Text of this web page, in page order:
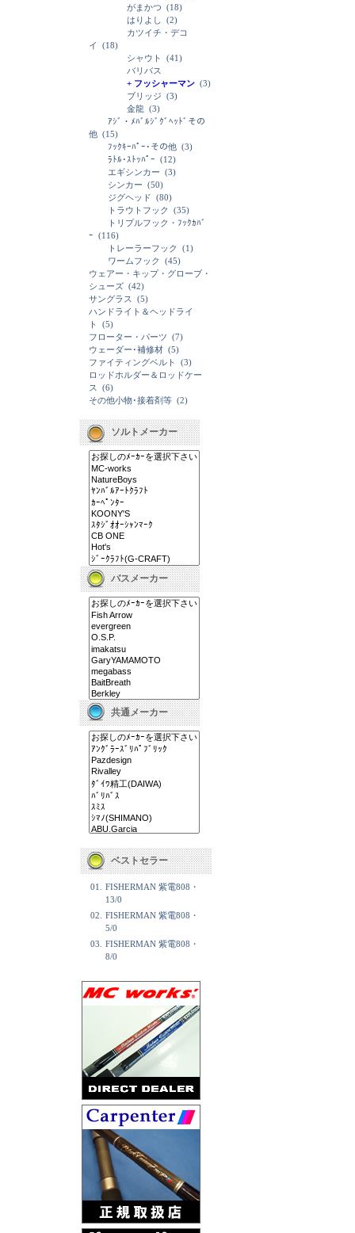
がまかつ (18)
はりよし
(2)
カツイチ・デコ
イ
(18)
シャウト
(41)
バリバス
+ フッシャーマン (3)
ブリッジ (3)
金龍 (3)
ｱｼﾞ・ﾒﾊﾞﾙｼﾞｸﾞﾍｯﾄﾞその
他 (15)
ﾌｯｸｷｰﾊﾟｰ･その他 (3)
ﾗﾄﾙ･ｽﾄｯﾊﾟｰ (12)
エギシンカー (3)
シンカー (50)
ジグヘッド (80)
トラウトフック
(35)
トリプルフック・ﾌｯｸｶﾊﾞ
ｰ (116)
トレーラーフック
(1)
ワームフック
(45)
ウェアー・キップ・グローブ・
シューズ (42)
サングラス
(5)
ハンドライト＆ヘッドライ
ト
(5)
フローター・パーツ (7)
ウェーダー･補修材 (5)
ファイティングベルト
(3)
ロッドホルダー＆ロッドケー
ス
(6)
その他小物･接着剤等 (2)
ソルトメーカー
バスメーカー
共通メーカー
ベストセラー
01.
FISHERMAN 紫電808・
13/0
02.
FISHERMAN 紫電808・
5/0
03.
FISHERMAN 紫電808・
8/0